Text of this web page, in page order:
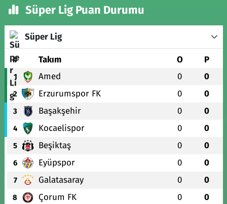
Süper Lig Puan Durumu
Süper Lig
# Takım O P
1 Amed 0 0
2 Erzurumspor FK 0 0
3 Başakşehir 0 0
4 Kocaelispor 0 0
5 Beşiktaş 0 0
6 Eyüpspor 0 0
7 Galatasaray 0 0
8 Çorum FK 0 0